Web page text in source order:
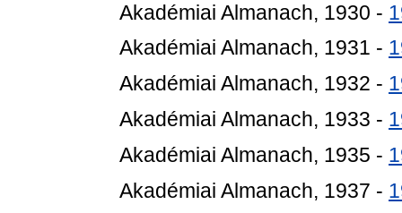
Akadémiai Almanach, 1930 -
Akadémiai Almanach, 1931 -
Akadémiai Almanach, 1932 -
Akadémiai Almanach, 1933 -
Akadémiai Almanach, 1935 -
Akadémiai Almanach, 1937 -